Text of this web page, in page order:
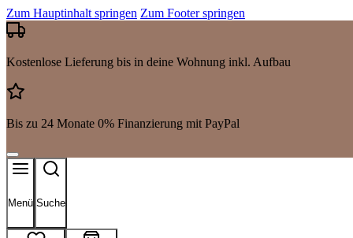
Zum Hauptinhalt springen Zum Footer springen
Kostenlose Lieferung bis in deine Wohnung inkl. Aufbau
Bis zu 24 Monate 0% Finanzierung mit PayPal
Menü Suche